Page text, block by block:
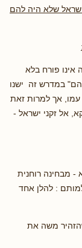
שלא היה להם
אינו פורח בלא
במדרש זה ישנו
עמו, אך למרות זאת
אל זקני ישראל -
- מבחינה רוחנית
: להלן אחד
משה את